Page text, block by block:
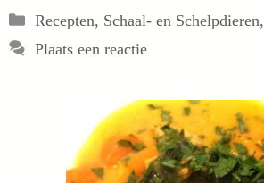
Categorieën
Recepten, Schaal- en Schelpdieren,
Plaats een reactie